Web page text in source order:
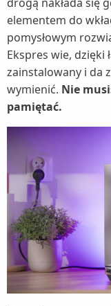
elementem do
pomysłowym
Ekspres wie, dzięki
zainstalowany i da
wymienić. Nie
pamiętać.